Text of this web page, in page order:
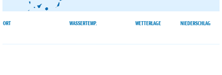
ORT WASSERTEMP. WETTERLAGE NIEDERSCHLAG